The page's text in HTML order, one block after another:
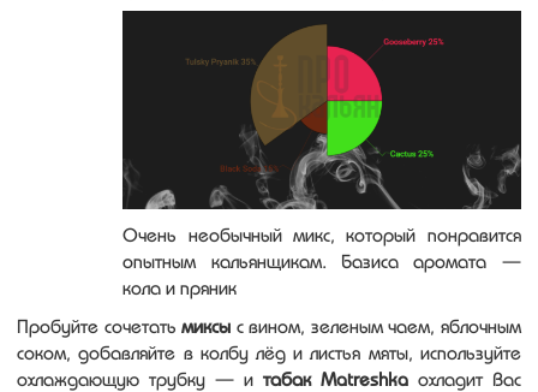
Очень необычный микс, который понравится
опытным кальянщикам. Базиса аромата —
кола и пряник
Пробуйте сочетатьмиксы с вином, зеленым чаем, яблочным
соком, добавляйте в колбу лёд и листья мяты, используйте
охлаждающую трубку — и табак Matreshkaохладит Вас